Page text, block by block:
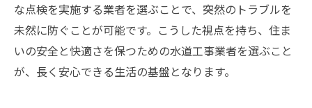
な点検を実施する業者を選ぶことで、突然のトラブルを
未然に防ぐことが可能です。こうした視点を持ち、住ま
いの安全と快適さを保つための水道工事業者を選ぶこと
が、長く安心できる生活の基盤となります。